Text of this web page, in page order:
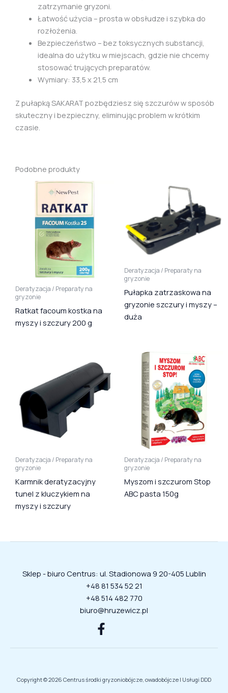
zatrzymanie gryzoni.
Łatwość użycia – prosta w obsłudze i szybka do
rozłożenia.
Bezpieczeństwo – bez toksycznych substancji,
idealna do użytku w miejscach, gdzie nie chcemy
stosować trujących preparatów.
Wymiary: 33,5 x 21,5 cm
Z pułapką SAKARAT pozbędziesz się szczurów w sposób
skuteczny i bezpieczny, eliminując problem w krótkim
czasie.
Podobne produkty
Deratyzacja / Preparaty na
gryzonie
Ratkat facoum kostka na
myszy i szczury 200 g
Deratyzacja / Preparaty na
gryzonie
Pułapka zatrzaskowa na
gryzonie szczury i myszy –
duża
Deratyzacja / Preparaty na
gryzonie
Karmnik deratyzacyjny
tunel z kluczykiem na
myszy i szczury
Deratyzacja / Preparaty na
gryzonie
Myszom i szczurom Stop
ABC pasta 150g
Sklep - biuro Centrus: ul. Stadionowa 9 20-405 Lublin
+48 81 534 52 21
+48 514 482 770
biuro@hruzewicz.pl
Copyright © 2026 Centrus środki gryzoniobójcze, owadobójcze | Usługi DDD